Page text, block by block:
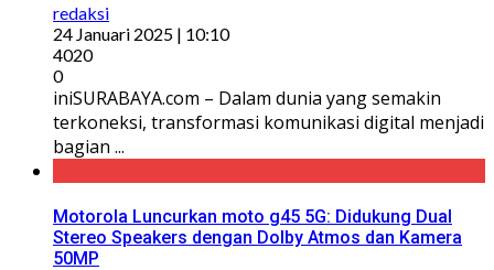
redaksi
24 Januari 2025 | 10:10
4020
0
iniSURABAYA.com – Dalam dunia yang semakin
terkoneksi, transformasi komunikasi digital menjadi
bagian ...
Motorola Luncurkan moto g45 5G: Didukung Dual
Stereo Speakers dengan Dolby Atmos dan Kamera
50MP